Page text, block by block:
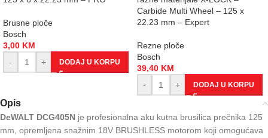
Brusne ploče
Bosch
3,00 KM
-
+ DODAJ U KORPU
Carbide Multi Wheel – 125 x
22.23 mm – Expert
Rezne ploče
Bosch
39,40 KM
-
+ DODAJ U KORPU
Opis
DeWALT DCG405N je profesionalna aku kutna brusilica prečnika 125
mm, opremljena snažnim 18V BRUSHLESS motorom koji omogućava